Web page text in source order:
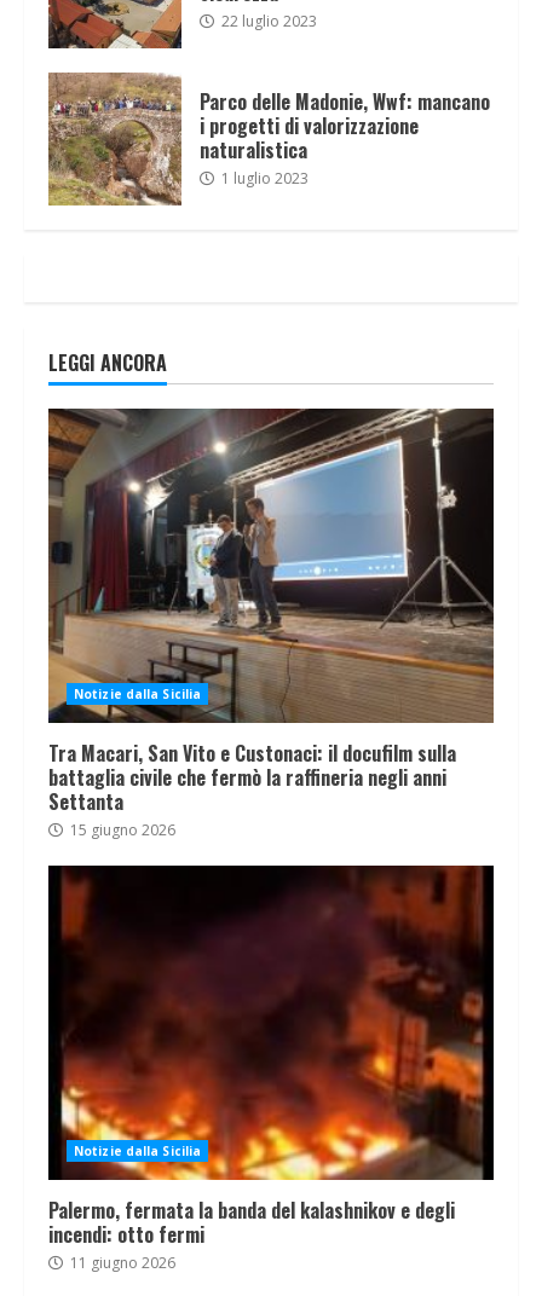
22 luglio 2023
Parco delle Madonie, Wwf: mancano
i progetti di valorizzazione
naturalistica
1 luglio 2023
LEGGI ANCORA
Notizie dalla Sicilia
Tra Macari, San Vito e Custonaci: il docufilm sulla
battaglia civile che fermò la raffineria negli anni
Settanta
15 giugno 2026
Notizie dalla Sicilia
Palermo, fermata la banda del kalashnikov e degli
incendi: otto fermi
11 giugno 2026